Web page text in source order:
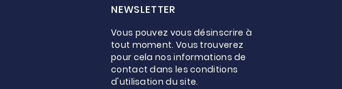
NEWSLETTER
Vous pouvez vous désinscrire à
tout moment. Vous trouverez
pour cela nos informations de
contact dans les conditions
d'utilisation du site.